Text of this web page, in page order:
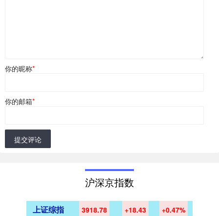
你的昵称*
你的邮箱*
提交评论
沪深京指数
上证综指 3918.78 +18.43 +0.47%